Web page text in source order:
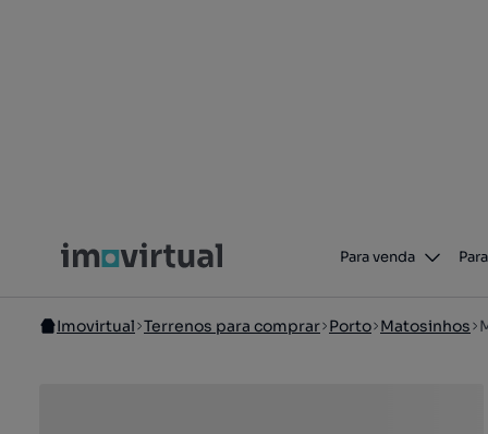
Para venda
Imovirtual Terrenos para comprar Porto Matosinhos